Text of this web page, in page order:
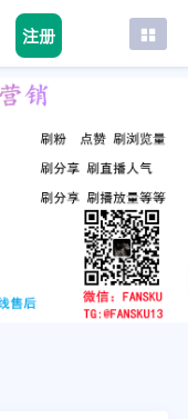
注册